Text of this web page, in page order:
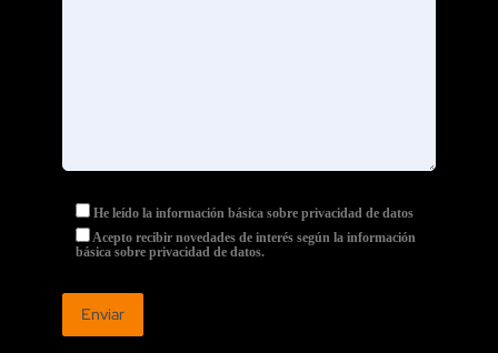
He leído la información básica sobre privacidad de datos
Acepto recibir novedades de interés según la información
básica sobre privacidad de datos.